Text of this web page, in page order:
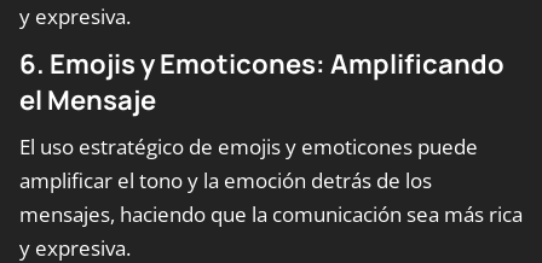
y expresiva.
6. Emojis y Emoticones: Amplificando
el Mensaje
El uso estratégico de emojis y emoticones puede
amplificar el tono y la emoción detrás de los
mensajes, haciendo que la comunicación sea más rica
y expresiva.